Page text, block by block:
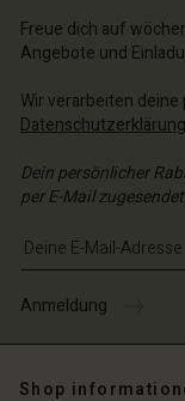
Freue dich auf
Angebote und
Wir verarbeiten
Datenschutzerklärung
Dein persönlicher
per E-Mail
E-Mail-Adresse
Anmeldung
Shop